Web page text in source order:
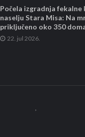
Počela izgradnja fekalne
naselju Stara Misa: Na
priključeno oko 350
22. jul 2026.